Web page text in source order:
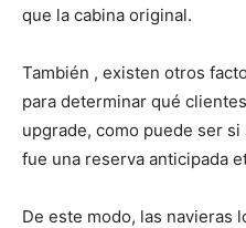
que la cabina original.
También , existen otros
para determinar qué
upgrade, como puede ser
fue una reserva anticipada
De este modo, las navieras